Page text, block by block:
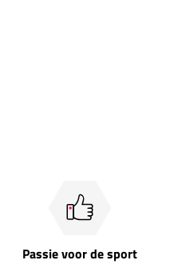
Passie voor de sport